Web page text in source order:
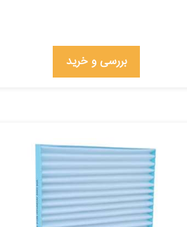
بررسی و خرید